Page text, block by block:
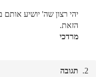
יהי רצון שה' יושיע
הזאת.
מרדכי
2. תגובה